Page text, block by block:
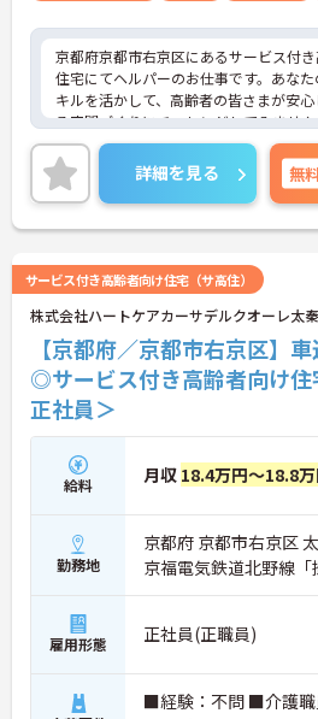
京都府京都市右京区にあるサービス付
住宅にてヘルパーのお仕事です。あなた
キルを活かして、高齢者の皆さまが安心
る空間づくりにチャレンジしてみませ
ご興味ある方には、面接対策ポイント
詳細をお話しいたしますのでお気軽にご
い。
詳細を見る 無
サービス付き高齢者向け住宅（サ高住）
株式会社ハートケアカーサデルクオーレ太秦
【京都府／京都市右京区】
◎サービス付き高齢者向け住
正社員＞
給料 月収 18.4万円～18.8
勤務地
京都府 京都市右京区
京福電気鉄道北野線
雇用形態 正社員(正職員)
■経験：不問 ■介護職